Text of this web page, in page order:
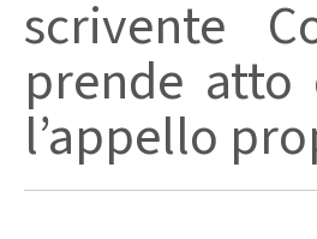
scrivente
prende
l’appello